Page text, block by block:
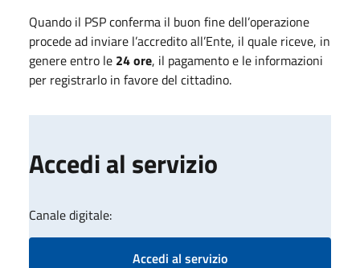
Quando il PSP conferma il buon fine dell’operazione
procede ad inviare l’accredito all’Ente, il quale riceve, in
genere entro le 24 ore, il pagamento e le informazioni
per registrarlo in favore del cittadino.
Accedi al servizio
Canale digitale:
Accedi al servizio